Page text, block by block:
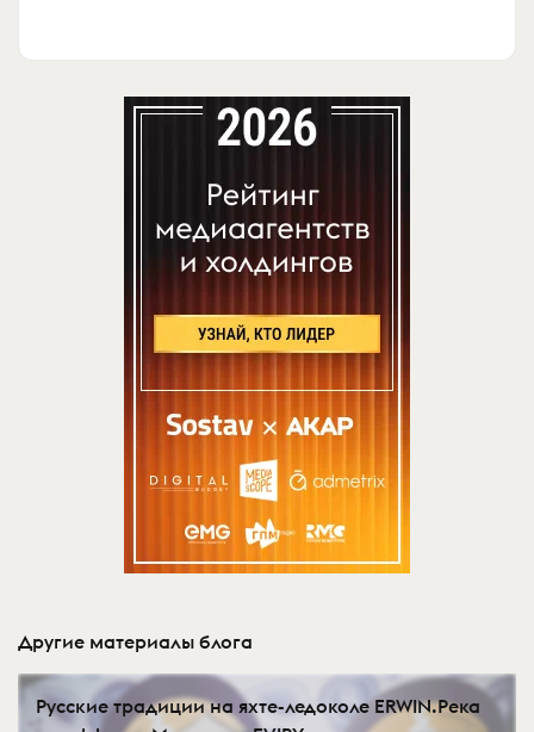
Другие материалы блога
Русские традиции на яхте-ледоколе ERWIN.Река